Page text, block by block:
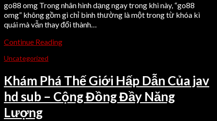
go88 omg Trong nhân hình dạng ngay trong khi này, “go88
omg” không gồm gì chỉ bình thường là một trong từ khóa kì
quái mà vẫn thay đổi thành…
Continue Reading
Uncategorized
Khám Phá Thế Giới Hấp Dẫn Của jav
hd sub – Cộng Đồng Đầy Năng
Lượng